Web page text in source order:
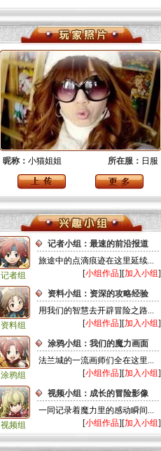
昵称： 小猫姐姐 所在服： 日服
记者组
记者小组：最速的前沿报道
旅途中的点滴痕迹在这里延续...
[小组作品][加入小组]
资料组
资料小组：资深的攻略经验
用我们的智慧去开辟冒险之路...
[小组作品][加入小组]
涂鸦组
涂鸦小组：我们的魔力画面
法兰城的一流画师们全在这里...
[小组作品][加入小组]
视频组
视频小组：成长的冒险影像
一同记录着魔力里的感动瞬间...
[小组作品][加入小组]